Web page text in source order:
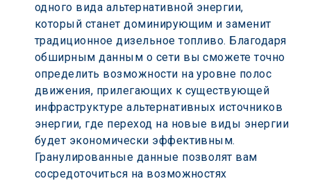
одного вида альтернативной энергии,
который станет доминирующим и заменит
традиционное дизельное топливо. Благодаря
обширным данным о сети вы сможете точно
определить возможности на уровне полос
движения, прилегающих к существующей
инфраструктуре альтернативных источников
энергии, где переход на новые виды энергии
будет экономически эффективным.
Гранулированные данные позволят вам
сосредоточиться на возможностях